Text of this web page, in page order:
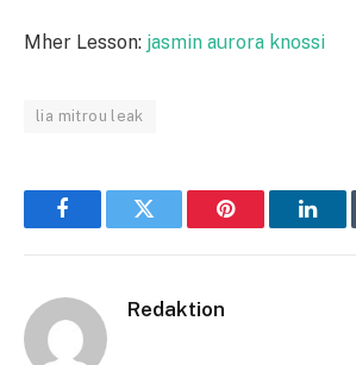
Mher Lesson: jasmin aurora knossi
lia mitrou leak
FacebookTwitter Pinterest
Redaktion